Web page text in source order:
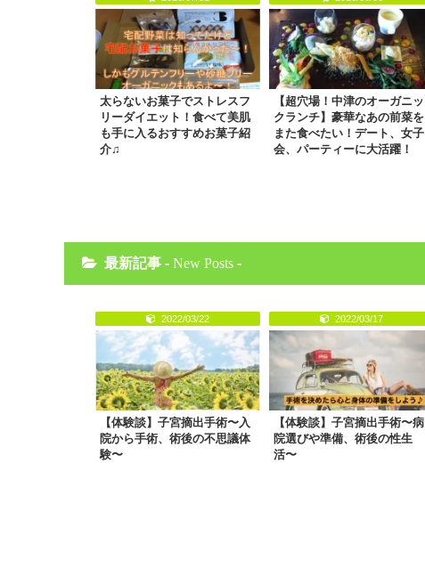
太らないお菓子でストレスフ
リーダイエット！食べて美肌
も手に入るおすすめお菓子紹
介♫
【超穴場！中津のオーガニッ
クランチ】豪華なあの前菜を
また食べたい！デート、女子
会、パーティーに大活躍！
最新記事 - New Posts -
2022/03/22
【体験談】子宮摘出手術〜入
院から手術、術後の不思議体
験〜
2022/03/17
【体験談】子宮摘出手術〜病
院選びや準備、術後の性生
活〜